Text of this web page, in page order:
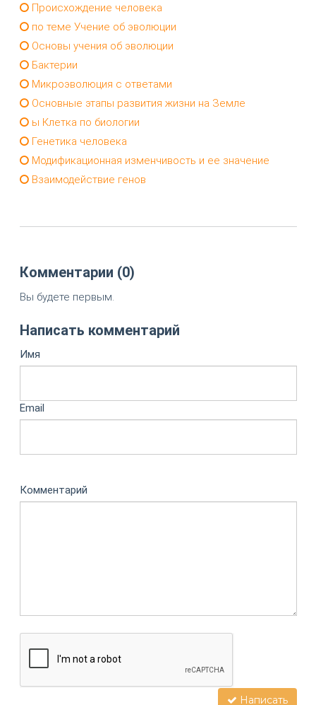
Происхождение человека
по теме Учение об эволюции
Основы учения об эволюции
Бактерии
Микроэволюция с ответами
Основные этапы развития жизни на Земле
ы Клетка по биологии
Генетика человека
Модификационная изменчивость и ее значение
Взаимодействие генов
Комментарии (0)
Вы будете первым.
Написать комментарий
Имя
Email
Комментарий
Написать